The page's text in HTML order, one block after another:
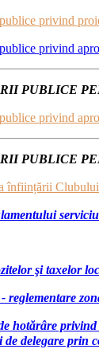
privind
privind
PUBLICE
privind
PUBLICE
înființării
şi taxelor
hotărâre
delegare prin